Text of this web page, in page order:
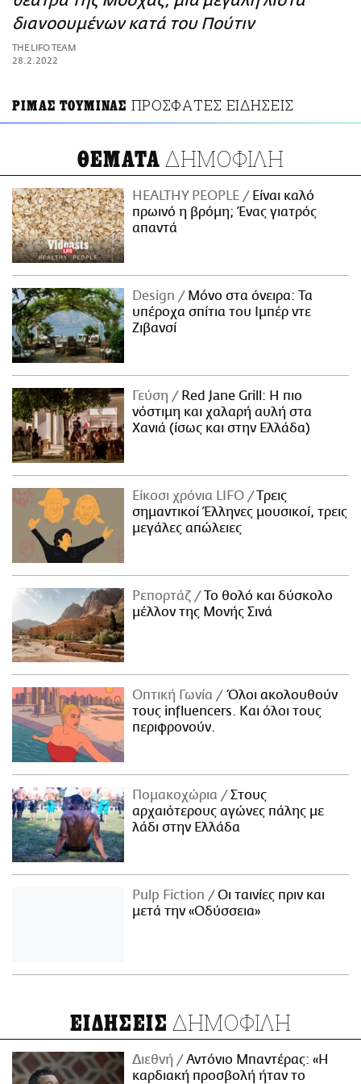
ΑΜΠΑ
PRINT
διανοουμένων κατά του Πούτιν
THE LIFO TEAM
28.2.2022
ΡΙΜΑΣ ΤΟΥΜΙΝΑΣ ΠΡΟΣΦΑΤΕΣ ΕΙΔΗΣΕΙΣ
ΘΕΜΑΤΑ ΔΗΜΟΦΙΛΗ
HEALTHY PEOPLE
Είναι καλό
πρωινό η βρόμη; Ένας γιατρός
απαντά
Design
Μόνο στα όνειρα: Τα
υπέροχα σπίτια του Ιμπέρ ντε
Ζιβανσί
Γεύση
Red Jane Grill: Η πιο
νόστιμη και χαλαρή αυλή στα
Χανιά (ίσως και στην Ελλάδα)
Είκοσι χρόνια LIFO
Tρεις
σημαντικοί Έλληνες μουσικοί, τρεις
μεγάλες απώλειες
Ρεπορτάζ
Το θολό και δύσκολο
μέλλον της Μονής Σινά
Οπτική Γωνία
Όλοι ακολουθούν
τους influencers. Και όλοι τους
περιφρονούν.
Πομακοχώρια
Στους
αρχαιότερους αγώνες πάλης με
λάδι στην Ελλάδα
Pulp Fiction
Οι ταινίες πριν και
μετά την «Οδύσσεια»
ΕΙΔΗΣΕΙΣ ΔΗΜΟΦΙΛΗ
Διεθνή
Αντόνιο Μπαντέρας: «Η
καρδιακή προσβολή ήταν το